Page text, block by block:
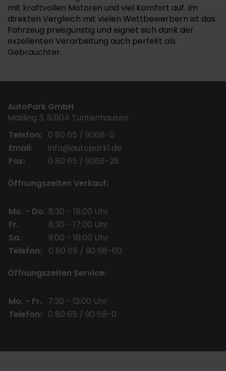
mit kraftvollen Motoren und viel Komfort auf. Im
direkten Vergleich mit vielen Wettbewerbern ist das
Fahrzeug preisgünstig und eignet sich dank der
exzellenten Verarbeitung auch perfekt als
Gebrauchter.
AutoPark GmbH
Mailling 3, 83104 Tuntenhausen
Telefon:
0 80 65 / 9068-0
Email:
info@autopark1.de
Fax:
0 80 65 / 9068-28
Öffnungszeiten Verkauf:
Mo. - Do. 8:30 - 18:00 Uhr
Fr.
8:30 - 17:00 Uhr
Sa.
9:00 - 16:00 Uhr
Telefon:
0 80 65 / 90 68-60
Öffnungszeiten Service:
Mo. - Fr.
7:30 - 12:00 Uhr
Telefon:
0 80 65 / 90 68-0